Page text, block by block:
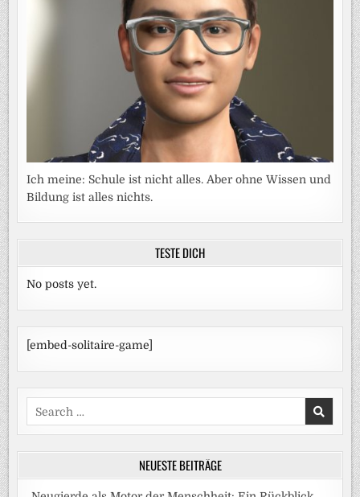
Ich meine: Schule ist nicht alles. Aber ohne Wissen und
Bildung ist alles nichts.
TESTE DICH
No posts yet.
[embed-solitaire-game]
Search
for:
NEUESTE BEITRÄGE